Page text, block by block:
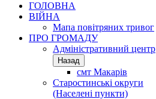
ГОЛОВНА
ВІЙНА
Мапа повітряних тривог
ПРО ГРОМАДУ
Aдміністративний центр
Назад
смт Макарів
Старостинські округи
(Населені пункти)